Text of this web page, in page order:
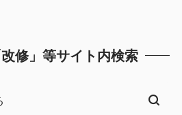
改修」等サイト内検索